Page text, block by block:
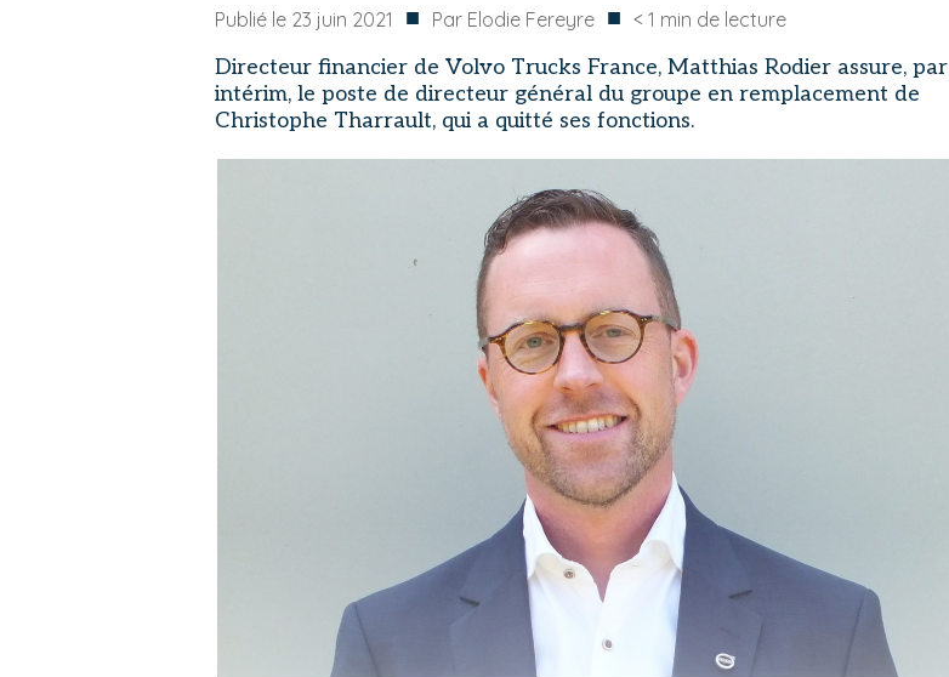
Publié le 23 juin 2021 ■ Par Elodie Fereyre ■ < 1 min de lecture
Directeur financier de Volvo Trucks France, Matthias Rodier assure, par
intérim, le poste de directeur général du groupe en remplacement de
Christophe Tharrault, qui a quitté ses fonctions.